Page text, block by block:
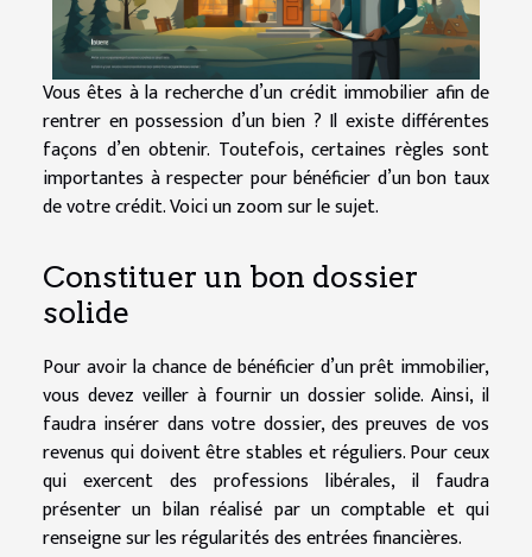
Vous êtes à la recherche d’un crédit immobilier afin de
rentrer en possession d’un bien ? Il existe différentes
façons d’en obtenir. Toutefois, certaines règles sont
importantes à respecter pour bénéficier d’un bon taux
de votre crédit. Voici un zoom sur le sujet.
Constituer un bon dossier
solide
Pour avoir la chance de bénéficier d’un prêt immobilier,
vous devez veiller à fournir un dossier solide. Ainsi, il
faudra insérer dans votre dossier, des preuves de vos
revenus qui doivent être stables et réguliers. Pour ceux
qui exercent des professions libérales, il faudra
présenter un bilan réalisé par un comptable et qui
renseigne sur les régularités des entrées financières.